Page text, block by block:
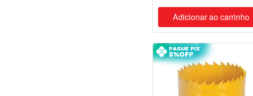
Adicionar ao carrinho